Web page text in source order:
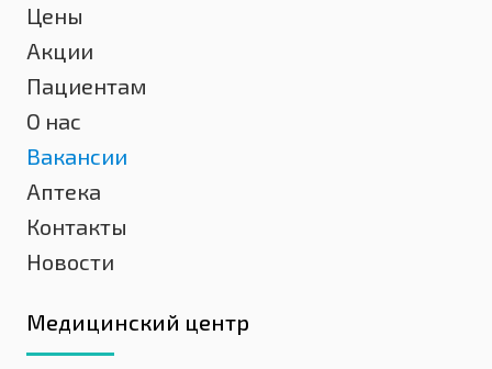
Цены
Акции
Пациентам
О нас
Вакансии
Аптека
Контакты
Новости
Медицинский центр